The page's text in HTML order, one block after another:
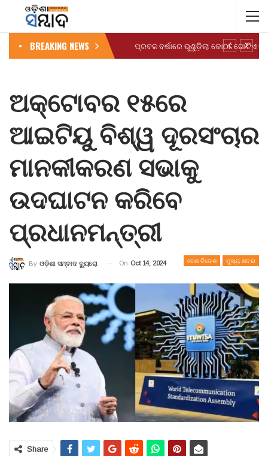
BREAKING NEWS
ଅକ୍ଟୋବର ୧୫ରେ
ଆଇଟିୟୁ ବିଶ୍ୱ ଦୂରସଂଚାର
ମାନକୀକରଣ ସଭାକୁ
ଉଦଘାଟନ କରିବେ
ପ୍ରଧାନମନ୍ତ୍ରୀ
ଦେଶ ବିଦେଶ ମୁଖ୍ୟ ଖବର
By ଓଡ଼ିଶା ସମ୍ବାଦ ବ୍ୟୁରୋ On Oct 14, 2024
Share